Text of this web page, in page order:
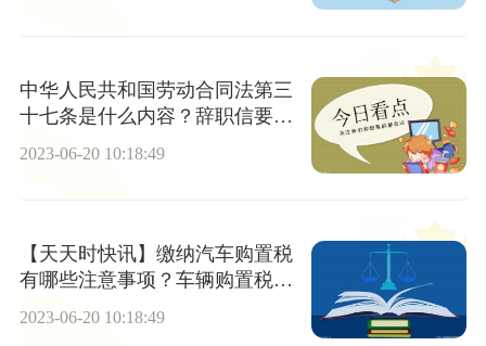
中华人民共和国劳动合同法第三
十七条是什么内容？辞职信要按
2023-06-20 10:18:49
【天天时快讯】缴纳汽车购置税
有哪些注意事项？车辆购置税计
算应纳税额的公式是什么？
2023-06-20 10:18:49